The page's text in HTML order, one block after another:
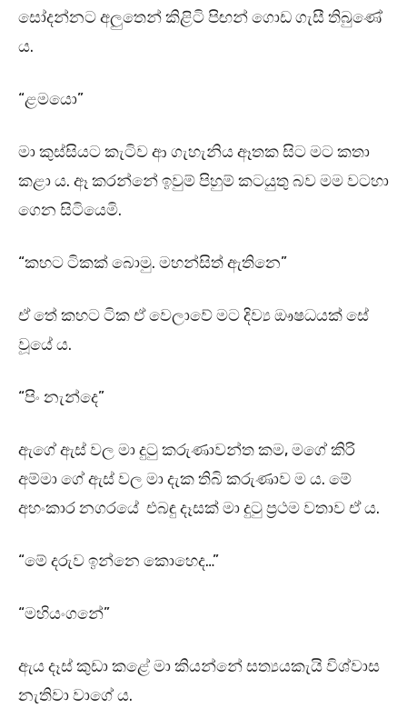
සෝදන්නට අලුතෙන් කිළිටි පිඟන් ගොඩ ගැසී තිබුණේ
ය.
“ළමයො”
මා කුස්සියට කැටිව ආ ගැහැනිය ඈතක සිට මට කතා
කළා ය. ඈ කරන්නේ ඉවුම් පිහුම් කටයුතු බව මම වටහා
ගෙන සිටියෙමි.
“කහට ටිකක් බොමු. මහන්සිත් ඇතිනෙ”
ඒ තේ කහට ටික ඒ වෙලාවේ මට දිව්‍ය ඖෂධයක් සේ
වූයේ ය.
“පිං නැන්දෙ”
ඇගේ ඇස් වල මා දුටු කරුණාවන්ත කම, මගේ කිරි
අම්මා ගේ ඇස් වල මා දැක තිබි කරුණාව ම ය. මේ
අහංකාර නගරයේ එබඳු දෑසක් මා දුටු ප්‍රථම වතාව ඒ ය.
“මේ දරුව ඉන්නෙ කොහෙද…”
“මහියංගනේ”
ඇය දෑස් කුඩා කළේ මා කියන්නේ සත්‍යයකැයි විශ්වාස
නැතිවා වාගේ ය.